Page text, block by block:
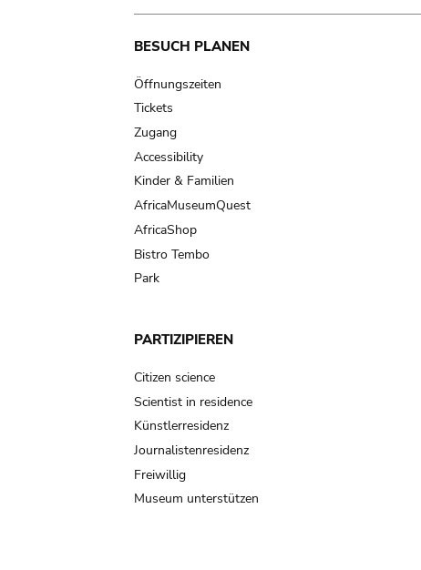
Main
navigation
BESUCH PLANEN
Öffnungszeiten
Tickets
Zugang
Accessibility
Kinder & Familien
AfricaMuseumQuest
AfricaShop
Bistro Tembo
Park
PARTIZIPIEREN
Citizen science
Scientist in residence
Künstlerresidenz
Journalistenresidenz
Freiwillig
Museum unterstützen